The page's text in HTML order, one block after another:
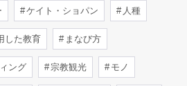
ケイト・ショパン 人種
した教育 まなび方
ング 宗教観光 モノ